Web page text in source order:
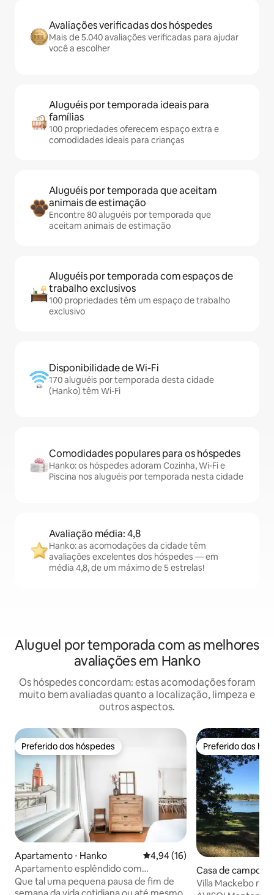
Avaliações verificadas dos hóspedes
Mais de 5.040 avaliações verificadas para ajudar
você a escolher
Aluguéis por temporada ideais para
famílias
100 propriedades oferecem espaço extra e
comodidades ideais para crianças
Aluguéis por temporada que aceitam
animais de estimação
Encontre 80 aluguéis por temporada que
aceitam animais de estimação
Aluguéis por temporada com espaços de
trabalho exclusivos
100 propriedades têm um espaço de trabalho
exclusivo
Disponibilidade de Wi-Fi
170 aluguéis por temporada desta cidade
(Hanko) têm Wi-Fi
Comodidades populares para os hóspedes
Hanko: os hóspedes adoram Cozinha, Wi-Fi e
Piscina nos aluguéis por temporada nesta cidade
Avaliação média: 4,8
Hanko: as acomodações da cidade têm
avaliações excelentes dos hóspedes — em
média 4,8, de um máximo de 5 estrelas!
Aluguel por temporada com as melhores
avaliações em Hanko
Os hóspedes concordam: estas acomodações foram
muito bem avaliadas quanto a localização, limpeza e
outros aspectos.
Preferido dos hóspedes
Preferido dos hóspedes
Apartamento ⋅ Hanko 4,94 de uma avaliação média
4,94 (16)
Apartamento esplêndido com
localização!
Que tal uma pequena pausa de fim de
Preferido dos
Preferido dos
Casa de campo ⋅
Villa Mackebo no